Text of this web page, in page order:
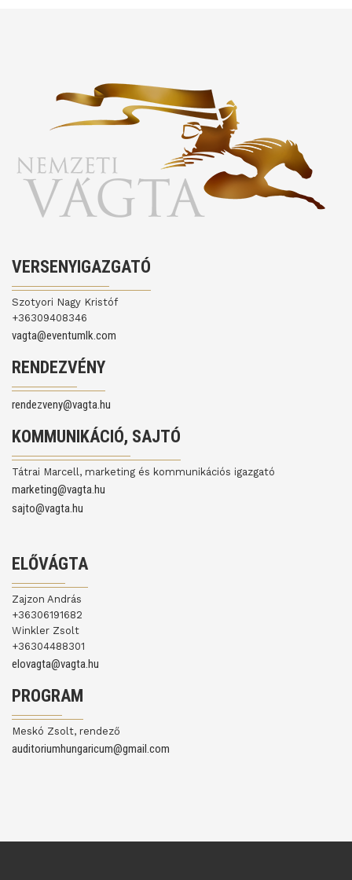
VERSENYIGAZGATÓ
Szotyori Nagy Kristóf
+36309408346
vagta@eventumlk.com
RENDEZVÉNY
rendezveny@vagta.hu
KOMMUNIKÁCIÓ, SAJTÓ
Tátrai Marcell, marketing és kommunikációs igazgató
marketing@vagta.hu
sajto@vagta.hu
ELŐVÁGTA
Zajzon András
+36306191682
Winkler Zsolt
+36304488301
elovagta@vagta.hu
PROGRAM
Meskó Zsolt, rendező
auditoriumhungaricum@gmail.com